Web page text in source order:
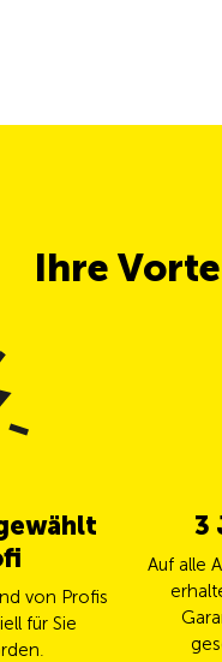
Ihre
von Profis
für Sie
3
Auf alle